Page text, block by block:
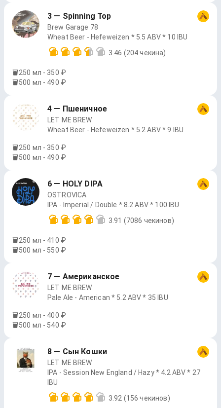
3 — Spinning Top
Brew Garage 78
Wheat Beer - Hefeweizen * 5.5 ABV * 10 IBU
3.46 (204 чекина)
250 мл - 350 ₽
500 мл - 490 ₽
4 — Пшеничное
LET ME BREW
Wheat Beer - Hefeweizen * 5.2 ABV * 9 IBU
250 мл - 350 ₽
500 мл - 490 ₽
6 — HOLY DIPA
OSTROVICA
IPA - Imperial / Double * 8.2 ABV * 100 IBU
3.91 (7086 чекинов)
250 мл - 410 ₽
500 мл - 550 ₽
7 — Американское
LET ME BREW
Pale Ale - American * 5.2 ABV * 35 IBU
250 мл - 400 ₽
500 мл - 540 ₽
8 — Сын Кошки
LET ME BREW
IPA - Session New England / Hazy * 4.2 ABV * 27
IBU
3.92 (156 чекинов)